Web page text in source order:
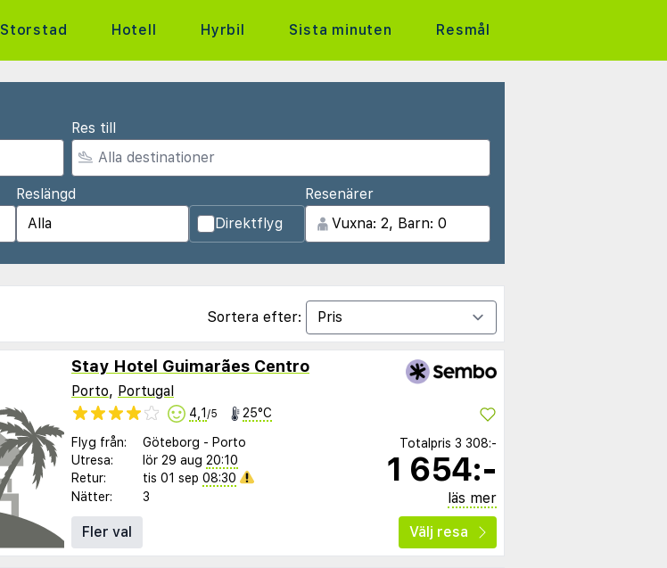
Storstad Hotell Hyrbil Sista minuten Resmål
Res till
Reslängd
Direktflyg
Resenärer
Sortera efter:
Stay Hotel Guimarães Centro
Porto, Portugal
4,1 /5 25°C
Flyg från: Göteborg - Porto
Utresa:
lör 29 aug 20:10
Retur:
tis 01 sep 08:30
Nätter:
3
Totalpris 3 308:-
1 654:-
läs mer
Fler val
Välj resa